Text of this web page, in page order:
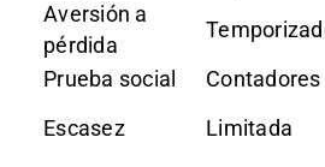
Aversión a
pérdida
Prueba social
Contadores
Escasez
Limitada